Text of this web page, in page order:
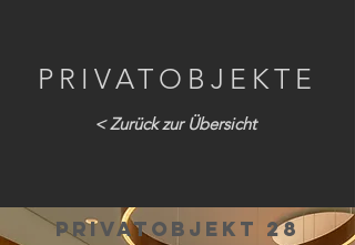
PRIVATOBJEKTE
< Zurück zur Übersicht
privatobjekt 28